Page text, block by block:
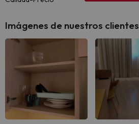
Imágenes de nuestros clientes